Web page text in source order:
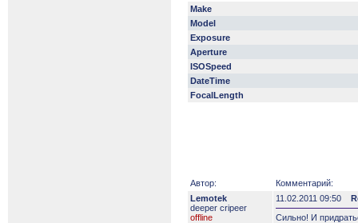
Make
Model
Exposure
Aperture
ISOSpeed
DateTime
FocalLength
Автор:
Комментарий:
Lemotek
deeper сripeer
offline
11.02.2011 09:50
Сильно! И